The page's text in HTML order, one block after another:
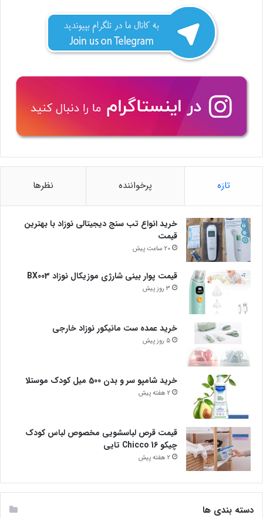
تازه پرخواننده نظرها
خرید انواع تب سنج دیجیتالی نوزاد با بهترین
قیمت
20 ساعت پیش
قیمت پوار بینی شارژی موزیکال نوزاد BX003
3 روز پیش
خرید عمده ست مانیکور نوزاد خارجی
5 روز پیش
خرید شامپو سر و بدن 500 میل کودک موستلا
2 هفته پیش
قیمت قرص لباسشویی مخصوص لباس کودک
چیکو Chicco 16 تایی
2 هفته پیش
دسته بندی ها